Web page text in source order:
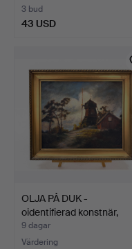
3 bud
43 USD
OLJA PÅ DUK -
oidentifierad konstnär,
sign…
9 dagar
Värdering